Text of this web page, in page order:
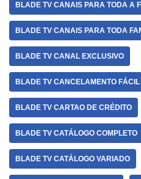
BLADE TV CANAIS PARA TODA A
BLADE TV CANAIS PARA TODA
BLADE TV CANAL EXCLUSIVO
BLADE TV CANCELAMENTO FÁCIL
BLADE TV CARTAO DE CRÉDITO
BLADE TV CATÁLOGO COMPLETO
BLADE TV CATÁLOGO VARIADO